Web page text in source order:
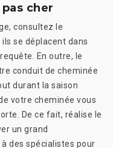
cher
consultez le
se déplacent dans
En outre, le
conduit de cheminée
durant la saison
votre cheminée vous
De ce fait, réalise le
un grand
des spécialistes pour